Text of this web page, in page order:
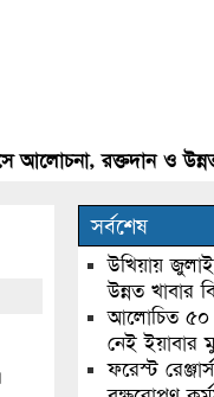
রক্তদান ও উন্নত
সর্বশেষ
উখিয়ায়
উন্নত খাবার
আলোচিত ৫০
নেই ইয়াবার
ফরেস্ট